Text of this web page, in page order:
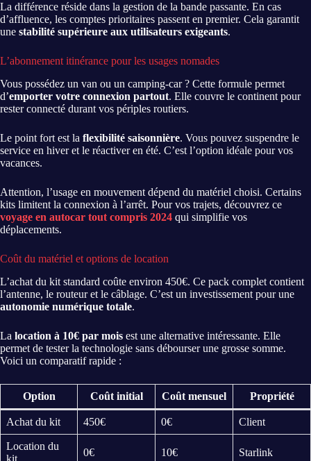
La différence réside dans la gestion de la bande passante. En cas
d’affluence, les comptes prioritaires passent en premier. Cela garantit
une stabilité supérieure aux utilisateurs exigeants.
L’abonnement itinérance pour les usages nomades
Vous possédez un van ou un camping-car ? Cette formule permet
d’emporter votre connexion partout. Elle couvre le continent pour
rester connecté durant vos périples routiers.
Le point fort est la flexibilité saisonnière. Vous pouvez suspendre le
service en hiver et le réactiver en été. C’est l’option idéale pour vos
vacances.
Attention, l’usage en mouvement dépend du matériel choisi. Certains
kits limitent la connexion à l’arrêt. Pour vos trajets, découvrez ce
voyage en autocar tout compris 2024 qui simplifie vos
déplacements.
Coût du matériel et options de location
L’achat du kit standard coûte environ 450€. Ce pack complet contient
l’antenne, le routeur et le câblage. C’est un investissement pour une
autonomie numérique totale.
La location à 10€ par mois est une alternative intéressante. Elle
permet de tester la technologie sans débourser une grosse somme.
Voici un comparatif rapide :
Option Coût initial Coût mensuel Propriété
Achat du kit 450€ 0€ Client
Location du
kit
0€ 10€ Starlink